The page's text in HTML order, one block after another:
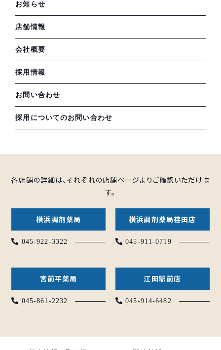
お知らせ
店舗情報
会社概要
採用情報
お問い合わせ
採用についてのお問い合わせ
各店舗の詳細は、それぞれの店舗ページよりご確認いただけま
す。
横浜調剤薬局
045-922-3322
横浜調剤薬局荏田店
045-911-0719
宮前平薬局
045-861-2232
江田駅前店
045-914-6482